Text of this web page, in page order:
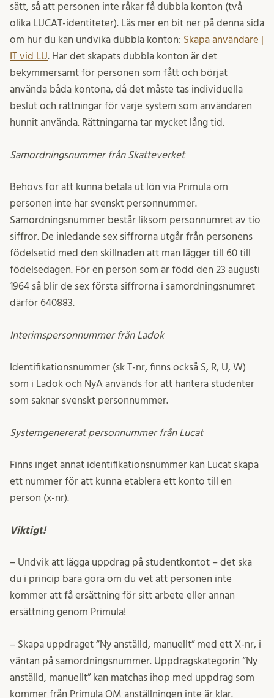
sätt, så att personen inte råkar få dubbla konton (två
olika LUCAT-identiteter). Läs mer en bit ner på denna sida
om hur du kan undvika dubbla konton: Skapa användare |
IT vid LU. Har det skapats dubbla konton är det
bekymmersamt för personen som fått och börjat
använda båda kontona, då det måste tas individuella
beslut och rättningar för varje system som användaren
hunnit använda. Rättningarna tar mycket lång tid.
Samordningsnummer från Skatteverket
Behövs för att kunna betala ut lön via Primula​ om
personen inte har svenskt personnummer.
Samordningsnummer består liksom personnumret av tio
siffror.​ De inledande sex siffrorna utgår från personens
födelsetid med den skillnaden att man lägger till 60 till
födelsedagen.​ För en person som är född den 23 augusti
1964 så blir de sex första siffrorna i samordningsnumret
därför 640883. ​
Interimspersonnummer från Ladok​
Identifikationsnummer (sk T-nr, finns också S, R, U, W)
som i Ladok och NyA används för att hantera studenter
som saknar svenskt personnummer.​
Systemgenererat personnummer från Lucat​
Finns inget annat identifikationsnummer kan Lucat skapa
ett nummer för att kunna etablera ett konto till en
person (x-nr).​
Viktigt!​
– Undvik att lägga uppdrag på studentkontot – det ska
du i princip bara göra om du vet att personen inte
kommer att få ersättning för sitt arbete eller annan
ersättning genom Primula!
– Skapa uppdraget “Ny anställd, manuellt” med ett X-nr, i
väntan på samordningsnummer.​ Uppdragskategorin “Ny
anställd, manuellt” kan matchas ihop​ med uppdrag som
kommer från Primula OM anställningen inte är klar.​